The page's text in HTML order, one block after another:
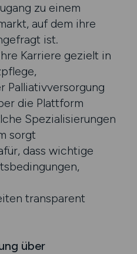
zu einem
auf dem ihre
ist.
Karriere gezielt in
Palliativversorgung
die Plattform
Spezialisierungen
sorgt
dass wichtige
transparent
über